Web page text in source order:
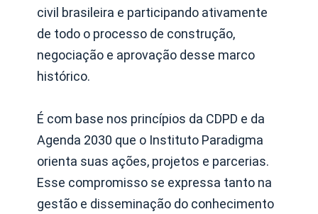
civil brasileira e participando ativamente
de todo o processo de construção,
negociação e aprovação desse marco
histórico.
É com base nos princípios da CDPD e da
Agenda 2030 que o Instituto Paradigma
orienta suas ações, projetos e parcerias.
Esse compromisso se expressa tanto na
gestão e disseminação do conhecimento